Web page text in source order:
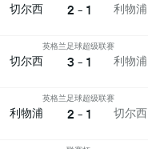
切尔西 2 - 1 利物浦
切尔西
英格兰足球超级联赛
3 - 1 利物浦
利物浦
英格兰足球超级联赛
2 - 1 切尔西